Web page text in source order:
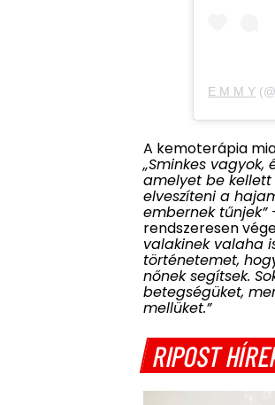
E M M Y
A kemoterápia
„Sminkes
amelyet be kellett
elveszíteni a
embernek tűnjek”
rendszeresen
valakinek valaha
történetemet,
nőnek segítsek.
betegségüket,
mellüket.”
RIPOST